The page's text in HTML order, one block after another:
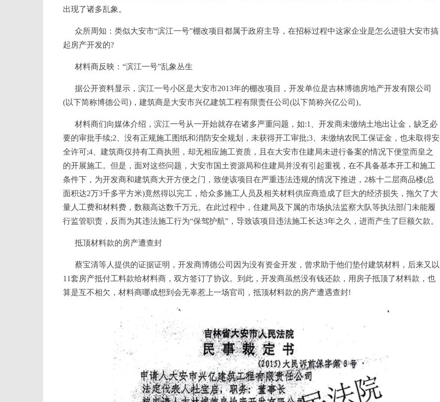
出现了诸多乱象。
众所周知：类似大安市“滨江一号”棚改项目都属于政府主导，在招标过程中这家企业是怎么进驻大安市搞
起房产开发的?
材料商反映：“滨江一号”乱象丛生
据公开资料显示，滨江一号小区是大安市2013年的棚改项目，开发单位是吉林博德房地产开发有限公司
(以下简称博德公司)，建筑商是大安市兴亿建筑工程有限责任公司(以下简称兴亿公司)。
材料商们向媒体介绍，滨江一号从一开始就存在诸多严重问题，如:1、开发商未缴纳土地出让金，缺乏必
要的审批手续;2、没有正规施工图纸和消防安全规划，未获得开工审批;3、未缴纳农民工保证金，也未取得安
全许可;4、建筑商仅持有工商执照，却无相应施工资质，且在大安市住建局未进行备案的情况下便堂而皇之
的开展施工。但是，面对这些问题，大安市国土资源局和住建局并没有引起重视，在不具备基本开工和施工
条件下，为开发商和建筑商大开方便之门，致使该项目在严重违法违规的情况下推进，2栋十二层商品楼(总
面积达2万3千多平方米)竟然得以完工，给众多施工人员及相关材料供应商造成了巨大的经济损失，拖欠了大
量人工费和材料费，数额高达数千万元。在此过程中，住建局及下属的市场执法监察大队等执法部门未能履
行监管职责，反而为其违法施工行为“保驾护航”，导致该项目违法施工长达3年之久，进而产生了巨额欠款。
抵顶材料款的房产遭查封
蔡宝清等人提供的证据证明，开发商博德公司因为没有资金开发，曾求助于他们垫付建筑材料，后来又以
11套房产抵付工料款给材料商，双方签订了协议。到此，开发商虽然没有钱还款，用房子抵顶了材料款，也
算是互不相欠，材料商哪成想到会无辜惹上一场官司，抵顶材料款的房产遭遇查封!